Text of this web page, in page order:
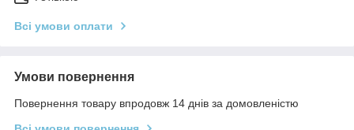
Всі умови оплати
Умови повернення
Повернення товару впродовж 14 днів за домовленістю